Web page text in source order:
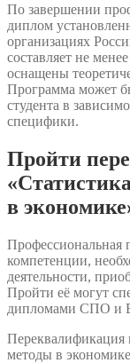
По завершении
диплом
организациях
составляет не
оснащены
Программа может
студента в
специфики.
Пройти
в
Профессиональная
компетенции,
деятельности,
Пройти её могут
дипломами СПО и
Переквалификация
методы в